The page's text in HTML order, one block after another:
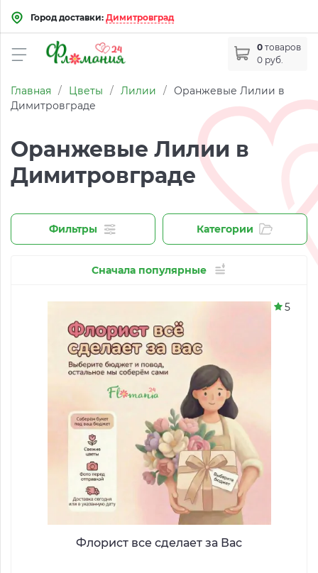
Город доставки: Димитровград
0 товаров
0 руб.
Главная / Цветы / Лилии / Оранжевые Лилии в
Димитровграде
Оранжевые Лилии в
Димитровграде
Фильтры Категории
Сначала популярные
Флорист все сделает за Вас
5